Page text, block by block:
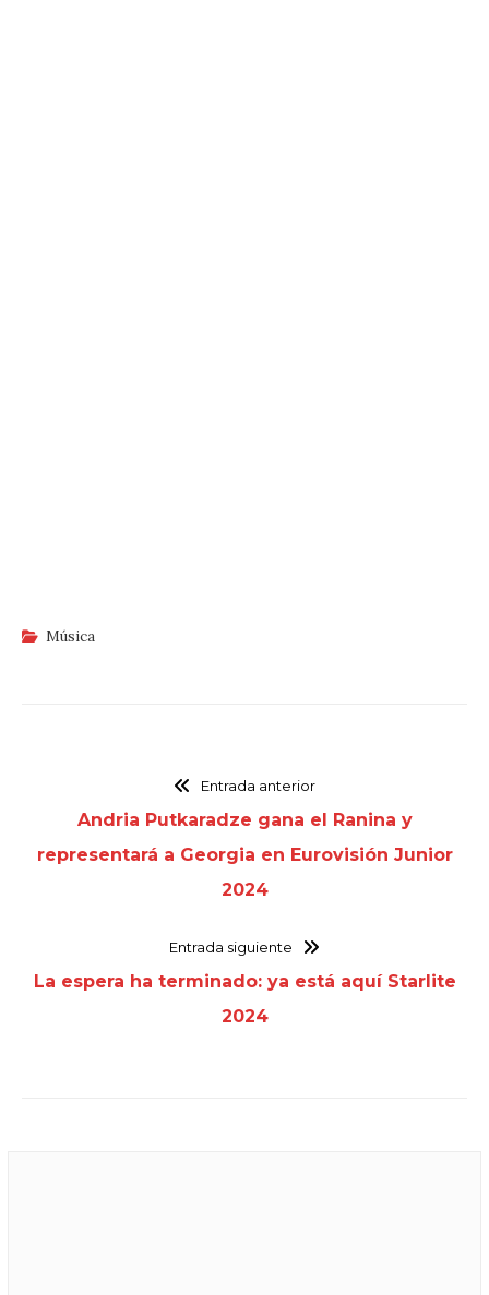
Música
Entrada anterior
Andria Putkaradze gana el Ranina y
representará a Georgia en Eurovisión Junior
2024
Entrada siguiente
La espera ha terminado: ya está aquí Starlite
2024